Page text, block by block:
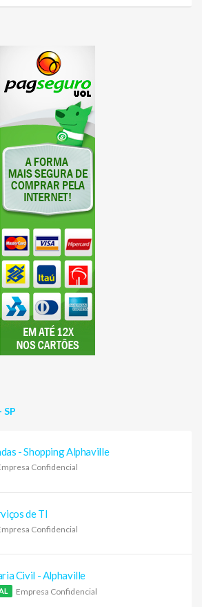
SP
- Shopping Alphaville
Confidencial
de TI
Confidencial
Civil - Alphaville
Empresa Confidencial